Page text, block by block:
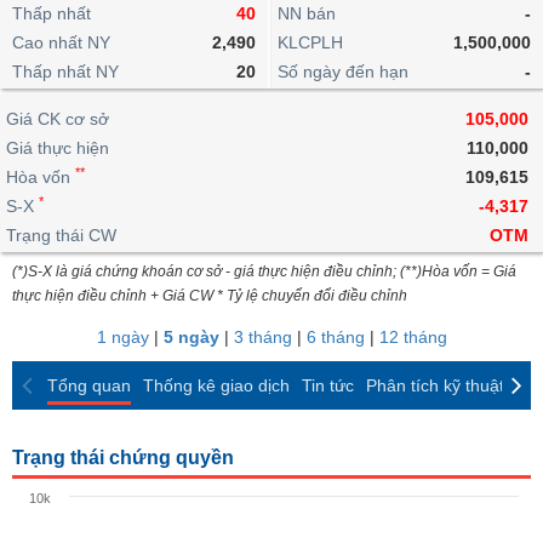
lỗ
dịch
nội
Niên
giám
Tài
liệu
cổ
Định
giá
ngoài
doanh
Top
cổ
phiếu
ngành
giao
dịch
dịch
Chứng
quyền
quan
Thống
giao
dịch
Thống
giao
dịch
Tin
tức
Phân
tích
kỹ
thuật
trực
tuyến
Bộ
lọc
cổ
So
sánh
Báo
cáo
Vĩ
mô
lai
Chứng
quyền
Trái
phiếu
IR
Awards
tạo
Dịch
vụ
Thấp nhất
40
Cao nhất NY
2,490
Thấp nhất NY
20
NN bán
-
KLCPLH
1,500,000
Số ngày đến hạn
-
Giá CK cơ sở
105,000
Giá thực hiện
110,000
Hòa vốn **
109,615
S-X *
-4,317
Trạng thái CW
OTM
(*)S-X là giá chứng khoán cơ sở - giá thực hiện điều chỉnh; (**)Hòa vốn = Giá
thực hiện điều chỉnh + Giá CW * Tỷ lệ chuyển đổi điều chỉnh
1 ngày| 5 ngày| 3 tháng | 6 tháng | 12 tháng
Tổng quan Thống kê giao dịch Tin tức Phân tích kỹ thuật
Trạng thái chứng quyền
10k
BẤT
ĐỘNG
SẢN
TÀI
CHÍNH
HÀNG
KINH